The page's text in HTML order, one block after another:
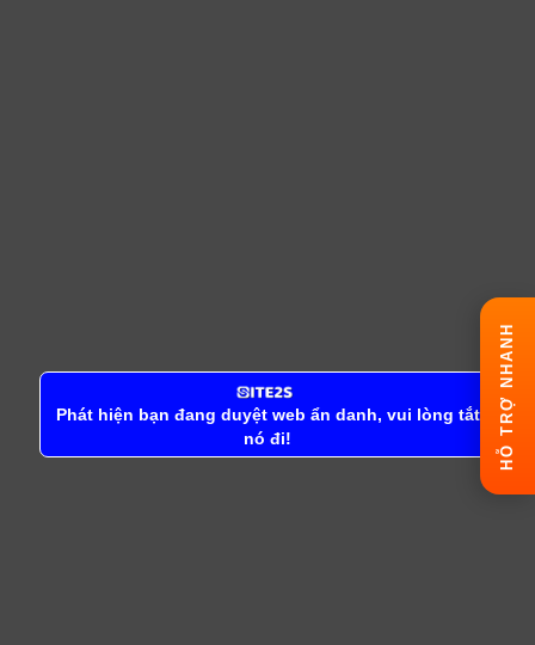
HỖ TRỢ NHANH